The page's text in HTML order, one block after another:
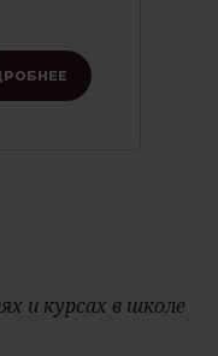
и курсах в школе